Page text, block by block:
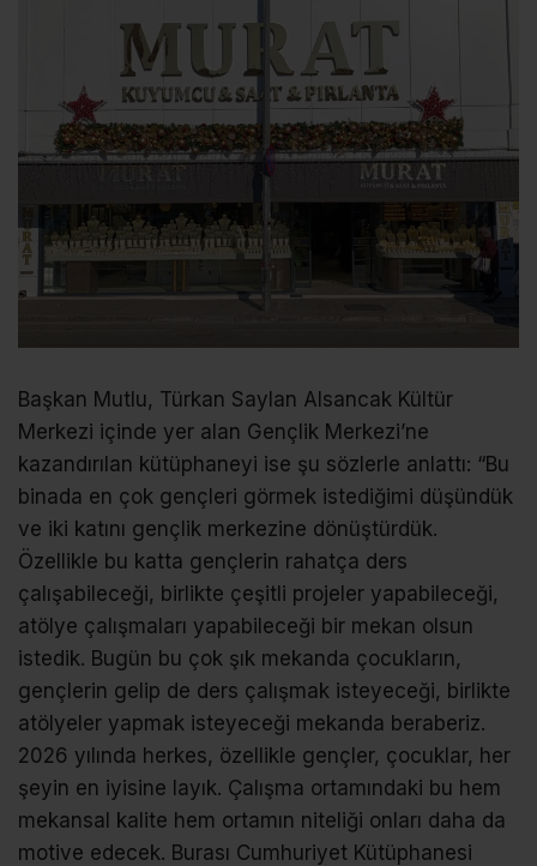
Başkan Mutlu, Türkan Saylan Alsancak Kültür
Merkezi içinde yer alan Gençlik Merkezi’ne
kazandırılan kütüphaneyi ise şu sözlerle anlattı: “Bu
binada en çok gençleri görmek istediğimi düşündük
ve iki katını gençlik merkezine dönüştürdük.
Özellikle bu katta gençlerin rahatça ders
çalışabileceği, birlikte çeşitli projeler yapabileceği,
atölye çalışmaları yapabileceği bir mekan olsun
istedik. Bugün bu çok şık mekanda çocukların,
gençlerin gelip de ders çalışmak isteyeceği, birlikte
atölyeler yapmak isteyeceği mekanda beraberiz.
2026 yılında herkes, özellikle gençler, çocuklar, her
şeyin en iyisine layık. Çalışma ortamındaki bu hem
mekansal kalite hem ortamın niteliği onları daha da
motive edecek. Burası Cumhuriyet Kütüphanesi